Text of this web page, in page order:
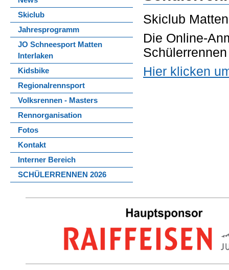
Skiclub
Jahresprogramm
JO Schneesport Matten
Interlaken
Kidsbike
Regionalrennsport
Volksrennen - Masters
Rennorganisation
Fotos
Kontakt
Interner Bereich
SCHÜLERRENNEN 2026
Skiclub Matten
Die Online-
Hier klicken